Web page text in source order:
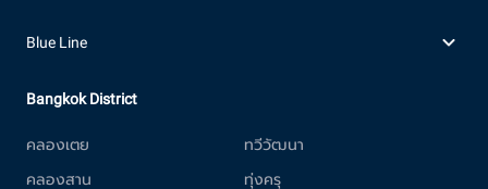
Blue Line
Bangkok District
คลองเตย
คลองสาน
ทวีวัฒนา
ทุ่งครุ